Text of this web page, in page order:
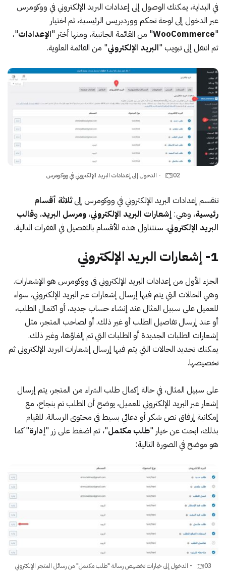
في البداية، يمكنك الوصول إلى إعدادات البريد الإلكتروني في ووكومرس
عبر الدخول إلى لوحة تحكم ووردبريس الرئيسية، ثم اختيار
"
WooCommerce" من القائمة الجانبية، ومنها أختر "الإعدادات"،
ثم انتقل إلى تبويب "البريد الإلكتروني" من القائمة العلوية.
02 - الدخول إلى إعدادات البريد الإلكتروني في ووكومرس
تنقسم إعدادات البريد الإلكتروني في ووكومرس إلىثلاثة أقسام
رئيسية، وهي: إشعارات البريد الإلكتروني، ومرسل البريد، وقالب
البريد الإلكتروني. سنتناول هذه الأقسام بالتفصيل في الفقرات التالية.
1- إشعارات البريد الإلكتروني
الجزء الأول من إعدادات البريد الإلكتروني في ووكومرس هو الإشعارات.
وهي الحالات التي يتم فيها إرسال إشعارات عبر البريد الإلكتروني، سواء
للعميل على سبيل المثال عند إنشاء حساب جديد، أو اكتمال الطلب،
أو عند إرسال تفاصيل الطلب أو غير ذلك. أو لصاحب المتجر، مثل
إشعارات الطلبات الجديدة أو الطلبات التي تم إلغاؤها، وغير ذلك.
يمكنك تحديد الحالات التي يتم فيها إرسال إشعارات البريد الإلكتروني ثم
تخصيصها.
على سبيل المثال، في حالة إكمال طلب الشراء من المتجر، يتم إرسال
إشعار عبر البريد الإلكتروني للعميل، يوضح أن الطلب تم بنجاح، مع
إمكانية إرفاق نص شكر أو دعائي بسيط في محتوى الرسالة. للقيام
بذلك، ابحث عن خيار "طلب مكتمل"، ثم اضغط على زر "إدارة" كما
هو موضح في الصورة التالية:
03 - الدخول إلى خيارات تخصيص رسالة "طلب مكتمل" من رسائل المتجر الإلكتروني